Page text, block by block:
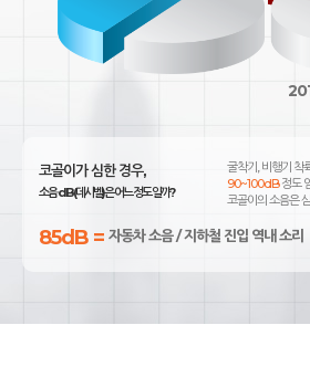
코골이가 심한 경우,
소음 dB(데시벨)은 어느 정도 일까?
굴착기, 비행기 착
90~100dB정도
코골이의 소음은
85dB = 자동차 소음 / 지하철 진입 역내 소리